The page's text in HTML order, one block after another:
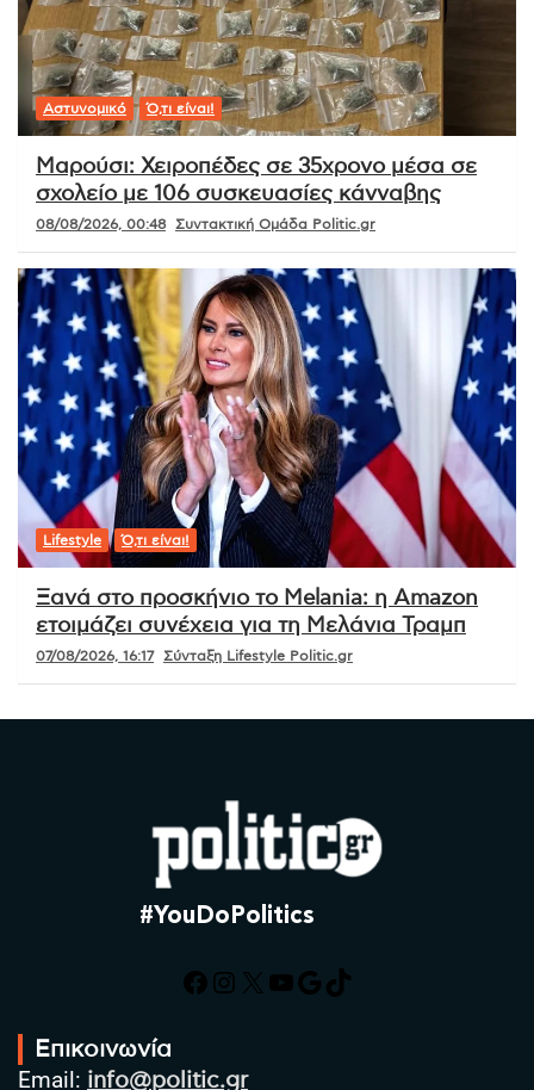
Αστυνομικό Ό,τι είναι!
Μαρούσι: Χειροπέδες σε 35χρονο μέσα σε
σχολείο με 106 συσκευασίες κάνναβης
08/08/2026, 00:48 Συντακτική Ομάδα Politic.gr
Lifestyle Ό,τι είναι!
Ξανά στο προσκήνιο το Melania: η Amazon
ετοιμάζει συνέχεια για τη Μελάνια Τραμπ
07/08/2026, 16:17 Σύνταξη Lifestyle Politic.gr
#YouDoPolitics
Facebook
Instagram
X YouTube
Google
TikTok
Επικοινωνία
Email: info@politic.gr